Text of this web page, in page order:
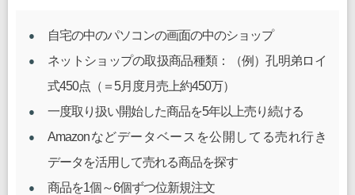
自宅の中のパソコンの画面の中のショップ
ネットショップの取扱商品種類：（例）孔明弟ロイ
式450点（＝5月度月売上約450万）
一度取り扱い開始した商品を5年以上売り続ける
Amazonなどデータベースを公開してる売れ行き
データを活用して売れる商品を探す
商品を1個～6個ずつ位新規注文